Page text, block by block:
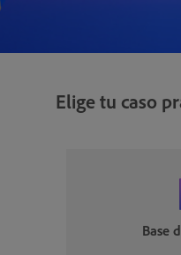
Elige tu caso
Base